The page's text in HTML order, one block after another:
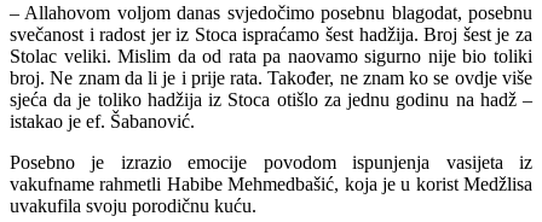
– Allahovom voljom danas svjedočimo posebnu blagodat, posebnu
svečanost i radost jer iz Stoca ispraćamo šest hadžija. Broj šest je za
Stolac veliki. Mislim da od rata pa naovamo sigurno nije bio toliki
broj. Ne znam da li je i prije rata. Također, ne znam ko se ovdje više
sjeća da je toliko hadžija iz Stoca otišlo za jednu godinu na hadž –
istakao je ef. Šabanović.
Posebno je izrazio emocije povodom ispunjenja vasijeta iz
vakufname rahmetli Habibe Mehmedbašić, koja je u korist Medžlisa
uvakufila svoju porodičnu kuću.